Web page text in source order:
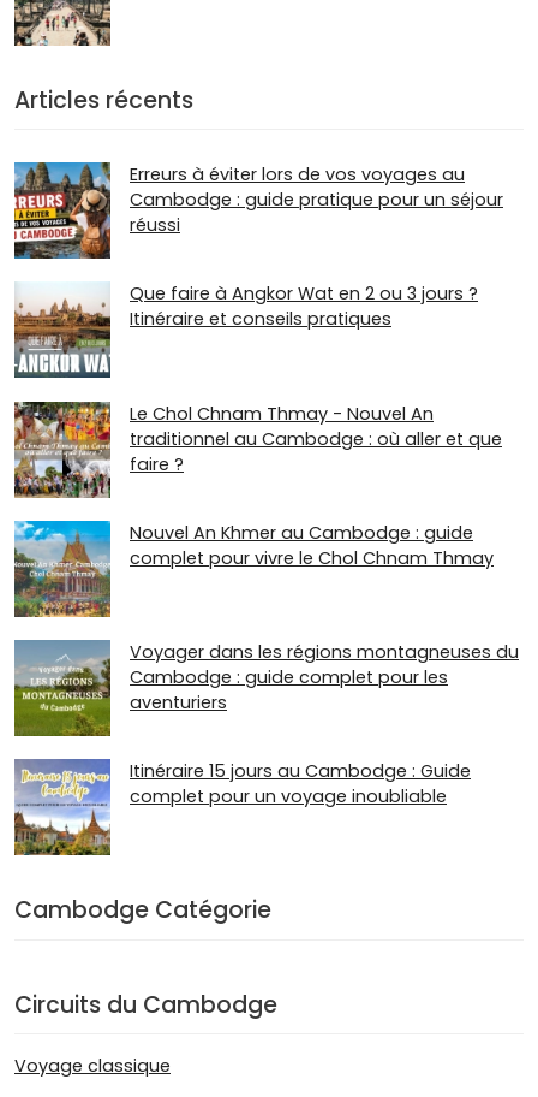
Articles récents
Erreurs à éviter lors de vos voyages au
Cambodge : guide pratique pour un séjour
réussi
Que faire à Angkor Wat en 2 ou 3 jours ?
Itinéraire et conseils pratiques
Le Chol Chnam Thmay - Nouvel An
traditionnel au Cambodge : où aller et que
faire ?
Nouvel An Khmer au Cambodge : guide
complet pour vivre le Chol Chnam Thmay
Voyager dans les régions montagneuses du
Cambodge : guide complet pour les
aventuriers
Itinéraire 15 jours au Cambodge : Guide
complet pour un voyage inoubliable
Cambodge Catégorie
Circuits du Cambodge
Voyage classique